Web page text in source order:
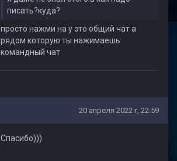
писать?куда?
просто нажми на y это общий чат а
рядом которую ты нажимаешь
командный чат
20 апреля 2022 г, 22:59
Спасибо)))